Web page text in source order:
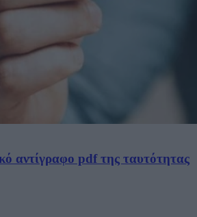
αντίγραφο pdf της ταυτότητας